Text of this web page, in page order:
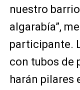
nuestro
algarabía”,
participante.
con tubos de
harán pilares